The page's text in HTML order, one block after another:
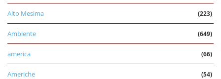
Alto Mesima (223)
Ambiente (649)
america (66)
Americhe (54)